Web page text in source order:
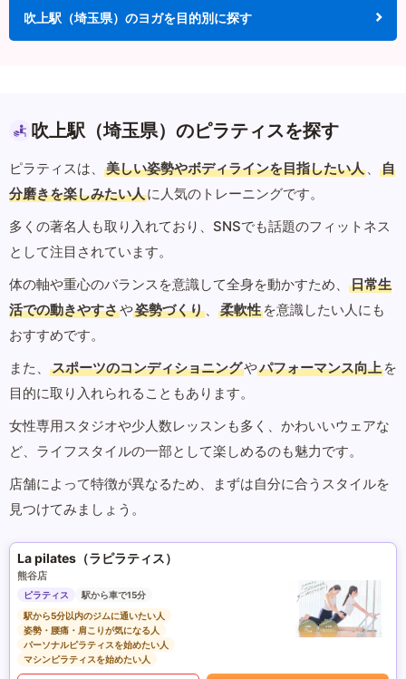
吹上駅（埼玉県）のヨガを目的別に探す
吹上駅（埼玉県）のピラティスを探す
ピラティスは、 美しい姿勢やボディラインを目指したい人 、
自
分磨きを楽しみたい人に人気のトレーニングです。
多くの著名人も取り入れており、SNSでも話題のフィットネス
として注目されています。
体の軸や重心のバランスを意識して全身を動かすため、
日常生
活での動きやすさや姿勢づくり 、 柔軟性 を意識したい人にも
おすすめです。
また、
スポーツのコンディショニングやパフォーマンス向上 を
目的に取り入れられることもあります。
女性専用スタジオや少人数レッスンも多く、かわいいウェアな
ど、ライフスタイルの一部として楽しめるのも魅力です。
店舗によって特徴が異なるため、まずは自分に合うスタイルを
見つけてみましょう。
La pilates（ラピラティス）
熊谷店
ピラティス
駅から車で15分
駅から5分以内のジムに通いたい人
姿勢・腰痛・肩こりが気になる人
パーソナルピラティスを始めたい人
マシンピラティスを始めたい人